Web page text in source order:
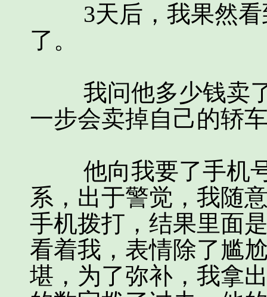
3天后，我果然看
了。
我问他多少钱卖了
一步会卖掉自己的轿
他向我要了手机号
系，出于警觉，我随
手机拨打，结果里面
看着我，表情除了尴
堪，为了弥补，我拿